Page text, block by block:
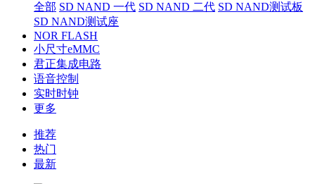
全部 SD NAND 一代 SD NAND 二代 SD NAND测试板
SD NAND测试座
NOR FLASH
小尺寸eMMC
君正集成电路
语音控制
实时时钟
更多
推荐
热门
最新